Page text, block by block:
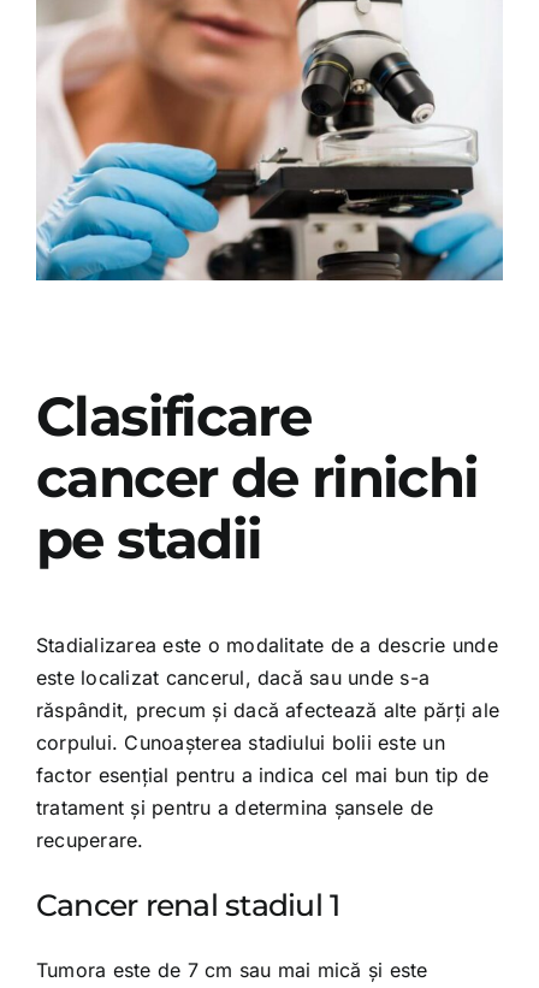
Clasificare
cancer de rinichi
pe stadii
Stadializarea este o modalitate de a descrie unde
este localizat cancerul, dacă sau unde s-a
răspândit, precum și dacă afectează alte părți ale
corpului. Cunoașterea stadiului bolii este un
factor esențial pentru a indica cel mai bun tip de
tratament și pentru a determina șansele de
recuperare.
Cancer renal stadiul 1
Tumora este de 7 cm sau mai mică și este